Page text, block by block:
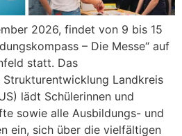
2026, findet von 9 bis 15
– Die Messe“ auf
statt. Das
Strukturentwicklung Landkreis
lädt Schülerinnen und
sowie alle Ausbildungs- und
ein, sich über die vielfältigen